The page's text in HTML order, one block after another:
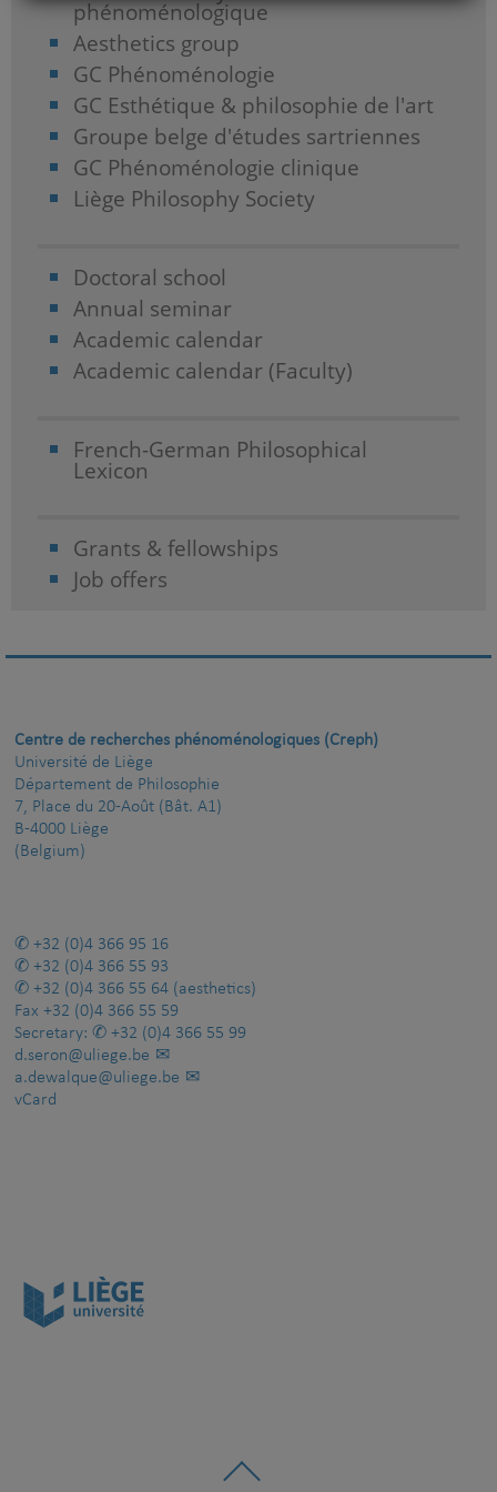
phénoménologique
Aesthetics group
GC Phénoménologie
GC Esthétique & philosophie de l'art
Groupe belge d'études sartriennes
GC Phénoménologie clinique
Liège Philosophy Society
Doctoral school
Annual seminar
Academic calendar
Academic calendar (Faculty)
French-German Philosophical
Lexicon
Grants & fellowships
Job offers
Centre de recherches phénoménologiques (Creph)
Université de Liège
Département de Philosophie
7, Place du 20-Août (Bât. A1)
B-4000 Liège
(Belgium)
+32 (0)4 366 95 16
+32 (0)4 366 55 93
+32 (0)4 366 55 64 (aesthetics)
Fax +32 (0)4 366 55 59
Secretary:
+32 (0)4 366 55 99
d.seron@uliege.be
a.dewalque@uliege.be
vCard